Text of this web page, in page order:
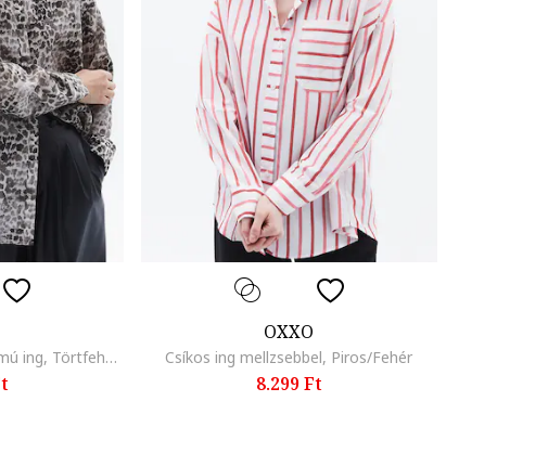
Állatmintás modáltartalmú ing, Törtfehér/Antracitszürke
OXXO
Csíkos ing mellzsebbel, Piros/Fehér
8.299 Ft